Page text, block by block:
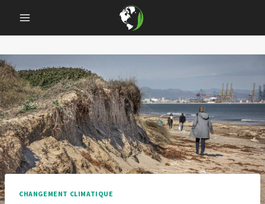
content
CHANGEMENT CLIMATIQUE